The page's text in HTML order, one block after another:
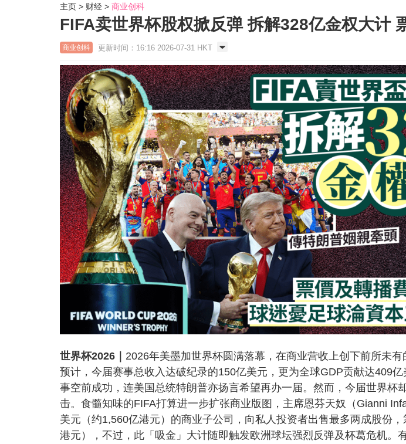
主页 财经 商业创科
FIFA卖世界杯股权掀反弹 拆解328亿金权大计
商业创科 更新时间：16:16 2026-07-31 HKT
世界杯2026｜ 2026年美墨加世界杯圆满落幕，在商业营收上创下前所未有
预计，今届赛事总收入达破纪录的150亿美元，更为全球GDP贡献达409
事空前成功，连美国总统特朗普亦扬言希望再办一届。然而，今届世界杯
击。食髓知味的FIFA打算进一步扩张商业版图，主席恩芬天奴（Gianni
美元（约1,560亿港元）的商业子公司，向私人投资者出售最多两成股份
港元），不过，此「吸金」大计随即触发欧洲球坛强烈反弹及杯葛危机。